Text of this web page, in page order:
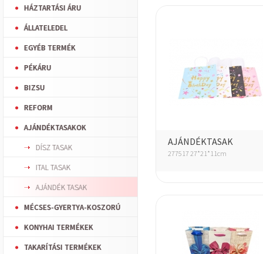
HÁZTARTÁSI ÁRU
ÁLLATELEDEL
EGYÉB TERMÉK
PÉKÁRU
BIZSU
REFORM
AJÁNDÉKTASAKOK
DÍSZ TASAK
ITAL TASAK
AJÁNDÉK TASAK
MÉCSES-GYERTYA-KOSZORÚ
KONYHAI TERMÉKEK
TAKARÍTÁSI TERMÉKEK
AJÁNDÉKTASAK
277517 27*21*11cm